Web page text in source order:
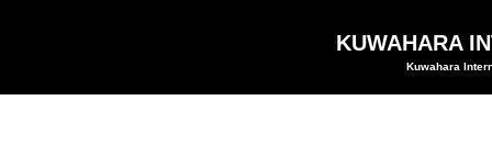
Kuwahara
KUWAHARA